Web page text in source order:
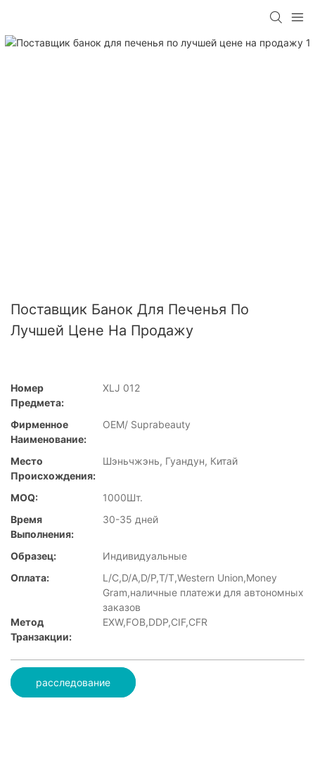
Поставщик Банок Для Печенья По
Лучшей Цене На Продажу
Номер
Предмета:
XLJ 012
Фирменное
Наименование:
OEM/ Suprabeauty
Место
Происхождения:
Шэньчжэнь, Гуандун, Китай
MOQ:
1000Шт.
Время
Выполнения:
30-35 дней
Образец:
Индивидуальные
Оплата:
L/C,D/A,D/P,T/T,Western Union,Money
Gram,наличные платежи для автономных
заказов
Метод
Транзакции:
EXW,FOB,DDP,CIF,CFR
расследование